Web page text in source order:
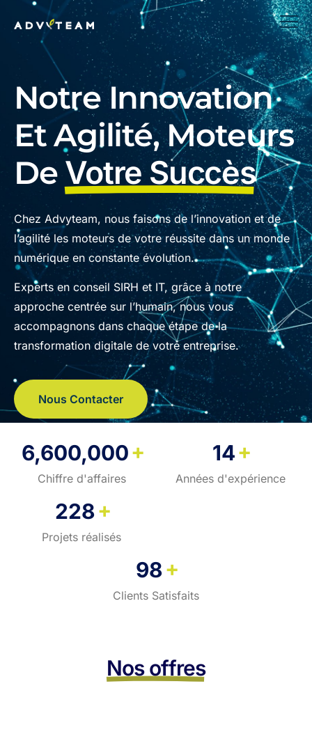
Notre Innovation
Et Agilité, Moteurs
De Votre Succès
Chez Advyteam, nous faisons de l’innovation et de
l’agilité les moteurs de votre réussite dans un monde
numérique en constante évolution.
Experts en conseil SIRH et IT, grâce à notre
approche centrée sur l’humain, nous vous
accompagnons dans chaque étape de la
transformation digitale de votre entreprise.
Nous Contacter
6,600,000+
Chiffre d'affaires
14+
Années d'expérience
228+
Projets réalisés
98+
Clients Satisfaits
Nos offres